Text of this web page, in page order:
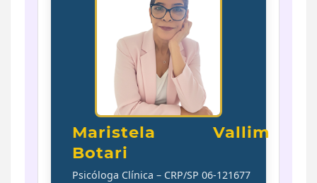
Maristela Vallim
Botari
Psicóloga Clínica – CRP/SP 06-121677